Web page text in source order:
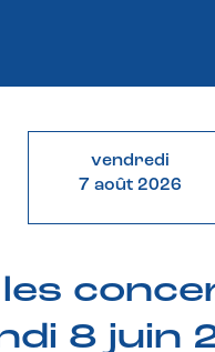
vendredi
7 août 2026
les
8 juin